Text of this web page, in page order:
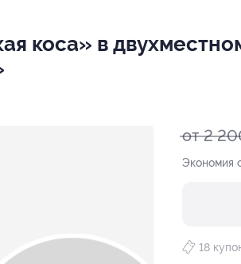
коса» в
от 2
Экономия
18